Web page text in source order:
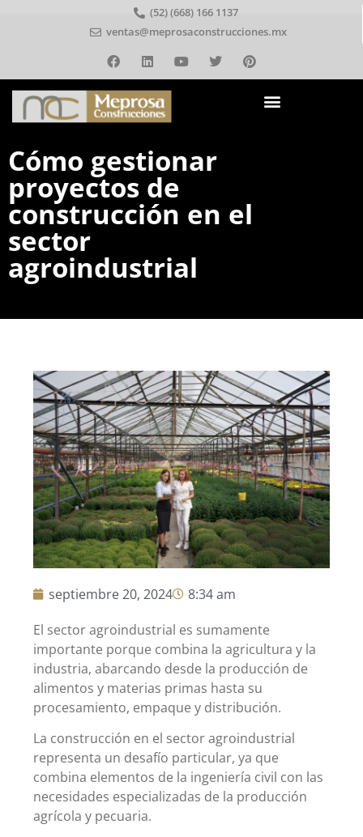
(52) (668) 166 1137
ventas@meprosaconstrucciones.mx
Cómo gestionar
proyectos de
construcción en el
sector
agroindustrial
septiembre 20, 2024
8:34 am
El sector agroindustrial es sumamente
importante porque combina la agricultura y la
industria, abarcando desde la producción de
alimentos y materias primas hasta su
procesamiento, empaque y distribución.
La construcción en el sector agroindustrial
representa un desafío particular, ya que
combina elementos de la ingeniería civil con las
necesidades especializadas de la producción
agrícola y pecuaria.